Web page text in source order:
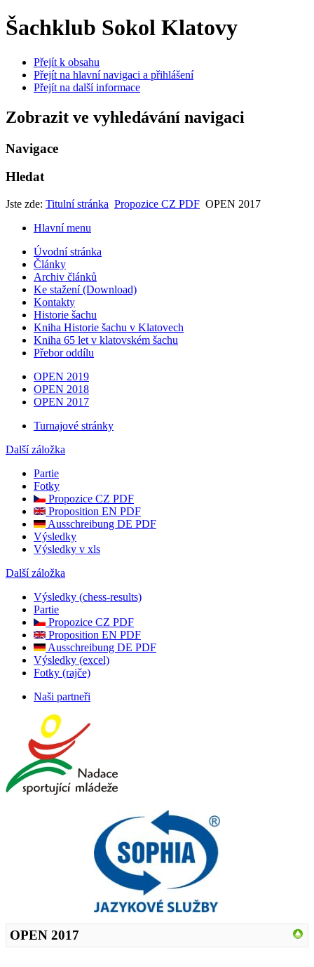
Šachklub Sokol Klatovy
Přejít k obsahu
Přejít na hlavní navigaci a přihlášení
Přejít na další informace
Zobrazit ve vyhledávání navigaci
Navigace
Hledat
Jste zde: Titulní stránka Propozice CZ PDF OPEN 2017
Hlavní menu
Úvodní stránka
Články
Archiv článků
Ke stažení (Download)
Kontakty
Historie šachu
Kniha Historie šachu v Klatovech
Kniha 65 let v klatovském šachu
Přebor oddílu
OPEN 2019
OPEN 2018
OPEN 2017
Turnajové stránky
Další záložka
Partie
Fotky
Propozice CZ PDF
Proposition EN PDF
Ausschreibung DE PDF
Výsledky
Výsledky v xls
Další záložka
Výsledky (chess-results)
Partie
Propozice CZ PDF
Proposition EN PDF
Ausschreibung DE PDF
Výsledky (excel)
Fotky (rajče)
Naši partneři
OPEN 2017